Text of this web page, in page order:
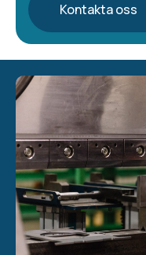
Kontakta oss